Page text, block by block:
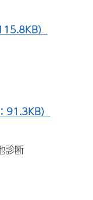
）
）
診断